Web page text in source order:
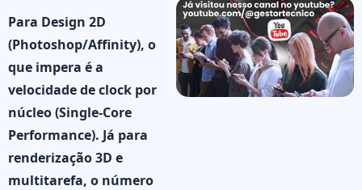
Para Design 2D
(Photoshop/Affinity), o
que impera é a
velocidade de clock por
núcleo (Single-Core
Performance). Já para
renderização 3D e
multitarefa, o número